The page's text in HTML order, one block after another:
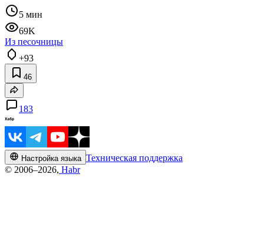
5 мин
69K
Из песочницы
+93
46
183
Настройка языка Техническая поддержка
© 2006–2026, Habr